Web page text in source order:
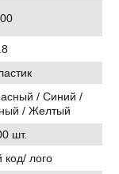
/ Синий /
/ Желтый
шт.
лого